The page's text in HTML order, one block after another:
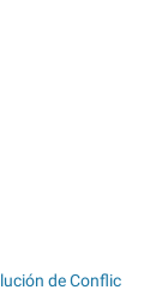
de Conflic